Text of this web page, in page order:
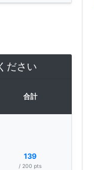
ださい
合計
139
/ 200 pts